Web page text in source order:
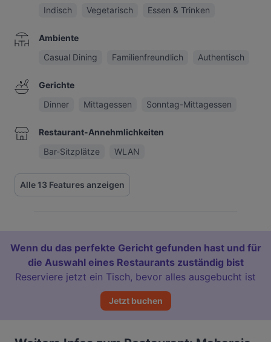
Indisch
Vegetarisch Essen & Trinken
Ambiente
Casual Dining
Familienfreundlich Authentisch
Gerichte
Dinner
Mittagessen Sonntag-Mittagessen
Restaurant-Annehmlichkeiten
Bar-Sitzplätze
WLAN
Alle 13 Features anzeigen
Wenn du das perfekte Gericht gefunden hast und für
die Auswahl eines Restaurants zuständig bist
Reserviere jetzt ein Tisch, bevor alles ausgebucht ist
Jetzt buchen